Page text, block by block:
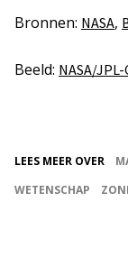
Bronnen: NASA,
Beeld: NASA/
LEES MEER OVER
WETENSCHAP